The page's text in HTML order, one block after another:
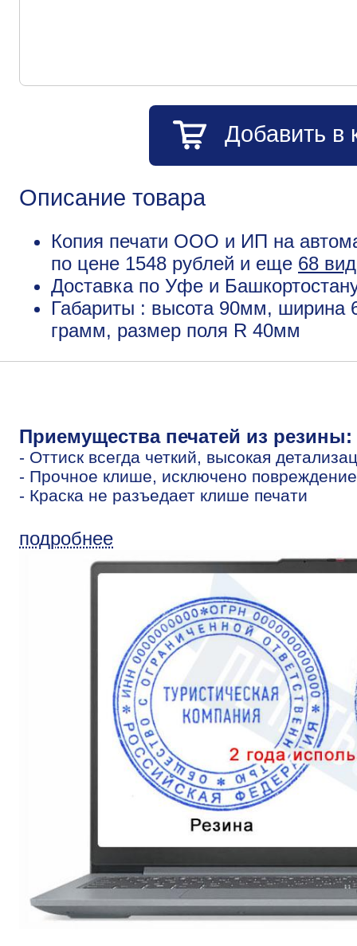
Добавить в
Описание товара
Копия печати ООО и ИП на
по цене 1548 рублей и еще 68
Доставка по Уфе и
Габариты : высота 90мм, ширина
грамм, размер поля R 40мм
Приемущества печатей из резины:
- Оттиск всегда четкий, высокая
- Прочное клише, исключено
- Краска не разъедает клише печати
подробнее